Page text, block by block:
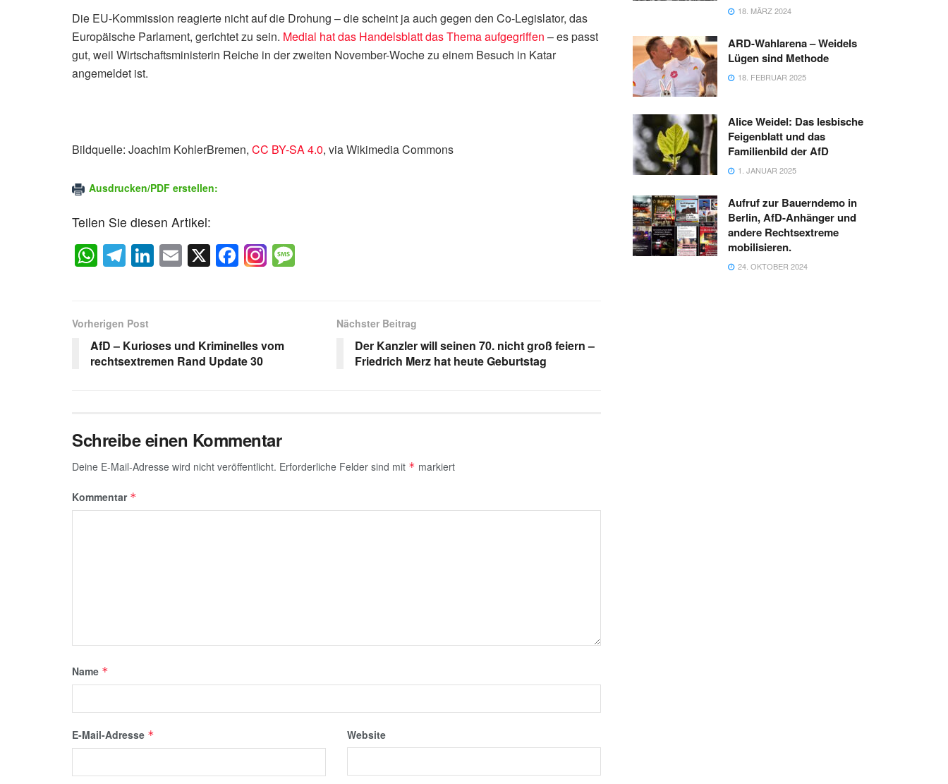
Die EU-Kommission reagierte nicht auf die Drohung – die scheint ja auch gegen den Co-Legislator, das
Europäische Parlament, gerichtet zu sein. Medial hat das Handelsblatt das Thema aufgegriffen – es passt
gut, weil Wirtschaftsministerin Reiche in der zweiten November-Woche zu einem Besuch in Katar
angemeldet ist.
Bildquelle: Joachim KohlerBremen, CC BY-SA 4.0, via Wikimedia Commons
Ausdrucken/PDF erstellen:
Teilen Sie diesen Artikel:
W
h
s
A
p
T
el
gr
a
m
Li
n
dI
n
E
m
X F
a
b
o
Vorherigen Post
AfD – Kurioses und Kriminelles vom
rechtsextremen Rand Update 30
Nächster Beitrag
Der Kanzler will seinen 70. nicht groß feiern –
Friedrich Merz hat heute Geburtstag
Schreibe einen Kommentar
Deine E-Mail-Adresse wird nicht veröffentlicht. Erforderliche Felder sind mit * markiert
Kommentar *
Name *
E-Mail-Adresse * Website
18. MÄRZ 2024
ARD-Wahlarena – Weidels
Lügen sind Methode
18. FEBRUAR 2025
Alice Weidel: Das lesbische
Feigenblatt und das
Familienbild der AfD
1. JANUAR 2025
Aufruf zur Bauerndemo in
Berlin, AfD-Anhänger und
andere Rechtsextreme
mobilisieren.
24. OKTOBER 2024